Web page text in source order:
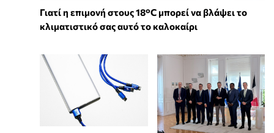
Γιατί η επιμονή στους 18°C μπορεί να βλάψει το
κλιματιστικό σας αυτό το καλοκαίρι